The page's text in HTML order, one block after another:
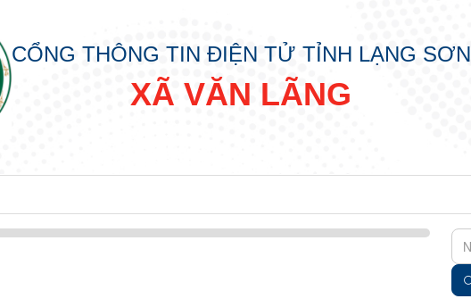
CỔNG THÔNG TIN ĐIỆN TỬ TỈNH LẠNG SƠN
XÃ VĂN LÃNG